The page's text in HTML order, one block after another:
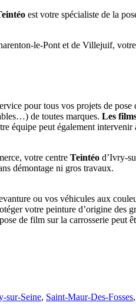
est votre spécialiste de la
le-Pont et de Villejuif,
pour tous vos projets de
de toutes marques. Les
équipe peut également
votre centre Teintéo d’Ivry-
démontage ni gros travaux.
ou vos véhicules aux
votre peinture d’origine des
de film sur la carrosserie
sur-Seine, Saint-Maur-Des-Fosses,